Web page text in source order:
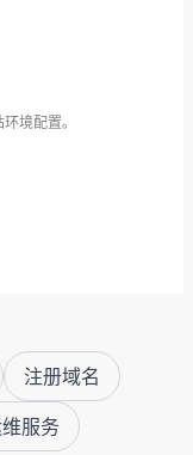
境配置。
注册域名
服务